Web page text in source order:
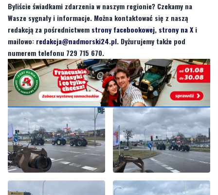
Byliście świadkami zdarzenia w naszym regionie? Czekamy na
Wasze sygnały i informacje. Można kontaktować się z naszą
redakcją za pośrednictwem strony facebookowej, strony na X i
mailowo: redakcja@nadmorski24.pl. Dyżurujemy także pod
numerem telefonu 729 715 670.